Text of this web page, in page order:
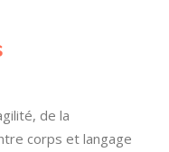
de la
corps et langage